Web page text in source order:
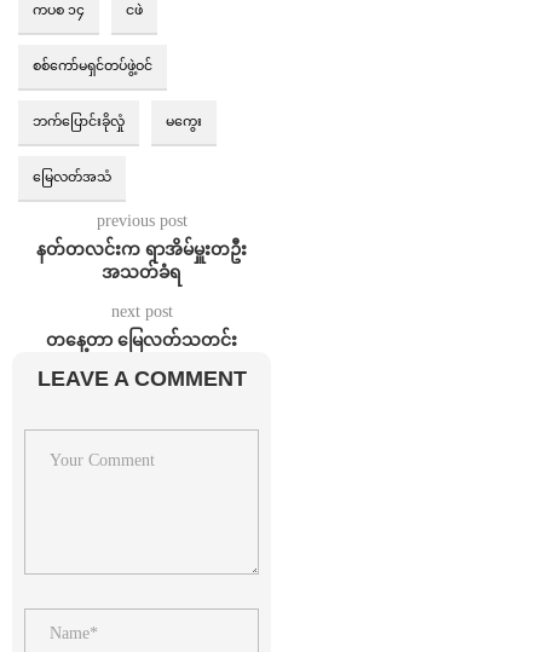
ကပစ ၁၄ ငဖဲ
စစ်ကော်မရှင်တပ်ဖွဲ့ဝင်
ဘက်ပြောင်းခိုလှုံ မကွေး
မြေလတ်အသံ
previous post
နတ်တလင်းက ရာအိမ်မှူးတဦး
အသတ်ခံရ
next post
တနေ့တာ မြေလတ်သတင်း
LEAVE A COMMENT